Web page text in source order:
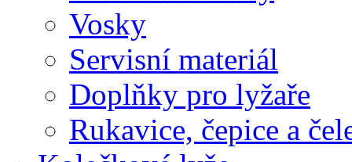
Vosky
Servisní materiál
Doplňky pro lyžaře
Rukavice, čepice a